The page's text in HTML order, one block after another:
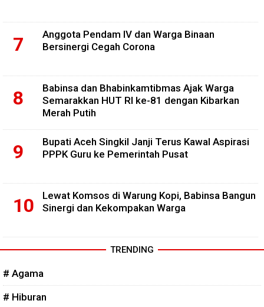
Anggota Pendam IV dan Warga Binaan
Bersinergi Cegah Corona
Babinsa dan Bhabinkamtibmas Ajak Warga
Semarakkan HUT RI ke-81 dengan Kibarkan
Merah Putih
Bupati Aceh Singkil Janji Terus Kawal Aspirasi
PPPK Guru ke Pemerintah Pusat
Lewat Komsos di Warung Kopi, Babinsa Bangun
Sinergi dan Kekompakan Warga
TRENDING
# Agama
# Hiburan